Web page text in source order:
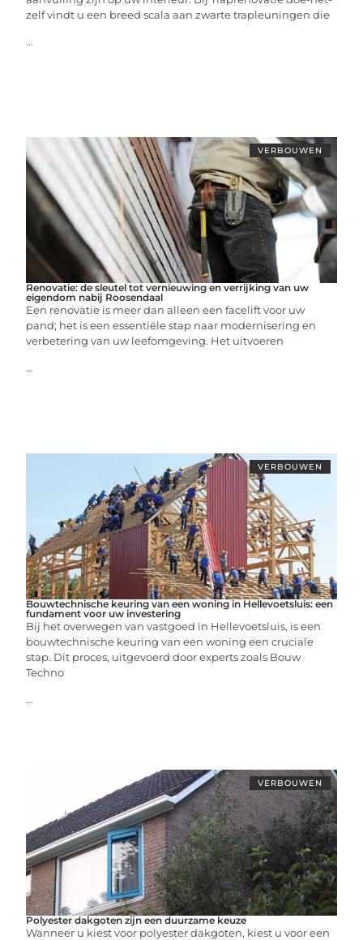
zelf vindt u een breed scala aan zwarte trapleuningen die
...
VERBOUWEN
Renovatie: de sleutel tot vernieuwing en verrijking van uw
eigendom nabij Roosendaal
Een renovatie is meer dan alleen een facelift voor uw
pand; het is een essentiële stap naar modernisering en
verbetering van uw leefomgeving. Het uitvoeren
...
VERBOUWEN
Bouwtechnische keuring van een woning in Hellevoetsluis: een
fundament voor uw investering
Bij het overwegen van vastgoed in Hellevoetsluis, is een
bouwtechnische keuring van een woning een cruciale
stap. Dit proces, uitgevoerd door experts zoals Bouw
Techno
...
VERBOUWEN
Polyester dakgoten zijn een duurzame keuze
Wanneer u kiest voor polyester dakgoten, kiest u voor een